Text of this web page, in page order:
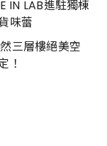
IN LAB進駐獨棟
味蕾
三層樓絕美空
！